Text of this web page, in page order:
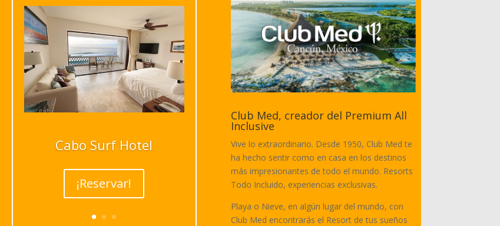
Cabo Surf Hotel
¡Reservar!
Club Med, creador del Premium All
Inclusive
Vive lo extraordinario. Desde 1950, Club Med te
ha hecho sentir como en casa en los destinos
más impresionantes de todo el mundo. Resorts
Todo Incluido, experiencias exclusivas.
Playa o Nieve, en algún lugar del mundo, con
Club Med encontrarás el Resort de tus sueños